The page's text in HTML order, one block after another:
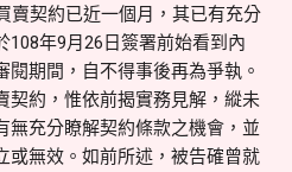
賣契約已近一個月，其已有充分
108年9月26日簽署前始看到內
期間，自不得事後再為爭執。
契約，惟依前揭實務見解，縱未
無充分瞭解契約條款之機會，並
或無效。如前所述，被告確曾就